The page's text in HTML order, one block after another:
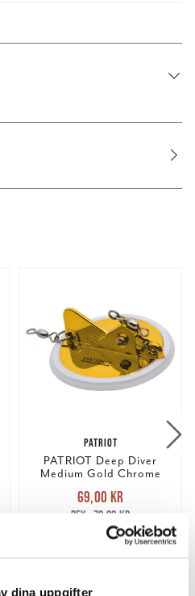
dina uppgifter
PATRIOT
PATRIOT Deep Diver
Medium Gold Chrome
Nuvarande pris
69,00 krTidigare pris
79,00 kr
69,00 kr
79,00 kr
FLER ÄN 6 ST KVAR